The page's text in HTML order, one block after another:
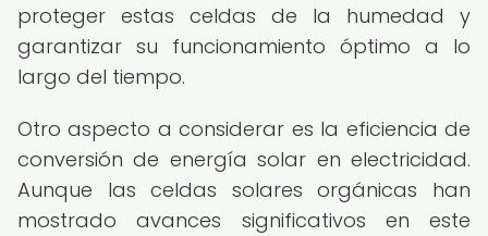
proteger estas celdas de la humedad y
garantizar su funcionamiento óptimo a lo
largo del tiempo.
Otro aspecto a considerar es la eficiencia de
conversión de energía solar en electricidad.
Aunque las celdas solares orgánicas han
mostrado avances significativos en este